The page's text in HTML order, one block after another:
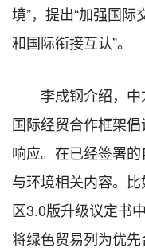
境”，提出“加强国际
和国际衔接互认”。
李成钢介绍，
国际经贸合作框架
响应。在已经签署
与环境相关内容。
区3.0版升级议定书
将绿色贸易列为优先